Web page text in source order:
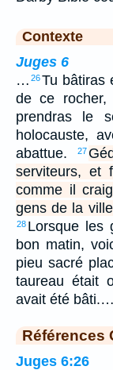
Contexte
Juges 6
… 26Tu bâtiras
de ce
prendras le
holocauste,
abattue.
27
serviteurs, et
comme il
gens de la
28 Lorsque les
bon matin,
pieu sacré
taureau était
avait été bâti.…
Références
Juges 6:26